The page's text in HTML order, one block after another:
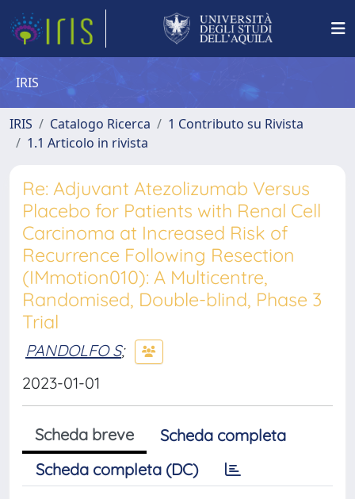
IRIS
IRIS Catalogo Ricerca
1 Contributo su Rivista
1.1 Articolo in rivista
Re: Adjuvant Atezolizumab Versus
Placebo for Patients with Renal Cell
Carcinoma at Increased Risk of
Recurrence Following Resection
(IMmotion010): A Multicentre,
Randomised, Double-blind, Phase 3
Trial
PANDOLFO S;
2023-01-01
Scheda breve
Scheda completa
Scheda completa (DC)